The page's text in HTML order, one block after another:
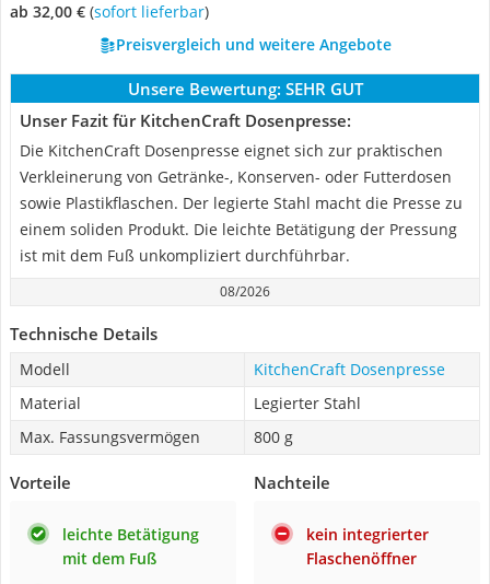
ab 32,00 € ( Sofort lieferbar)
Preisvergleich und weitere Angebote
Unsere Bewertung: SEHR GUT
Unser Fazit für KitchenCraft Dosenpresse:
Die KitchenCraft Dosenpresse eignet sich zur praktischen
Verkleinerung von Getränke-, Konserven- oder Futterdosen
sowie Plastikflaschen. Der legierte Stahl macht die Presse zu
einem soliden Produkt. Die leichte Betätigung der Pressung
ist mit dem Fuß unkompliziert durchführbar.
08/2026
Technische Details
Modell
KitchenCraft Dosenpresse
Material
Legierter Stahl
Max. Fassungsvermögen
800 g
Vorteile
leichte Betätigung
mit dem Fuß
Nachteile
kein integrierter
Flaschenöffner